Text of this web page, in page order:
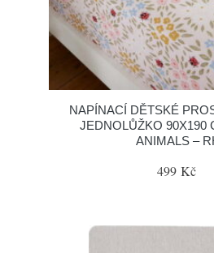
NAPÍNACÍ DĚTSKÉ
JEDNOLŮŽKO 90X190
ANIMALS –
499 Kč